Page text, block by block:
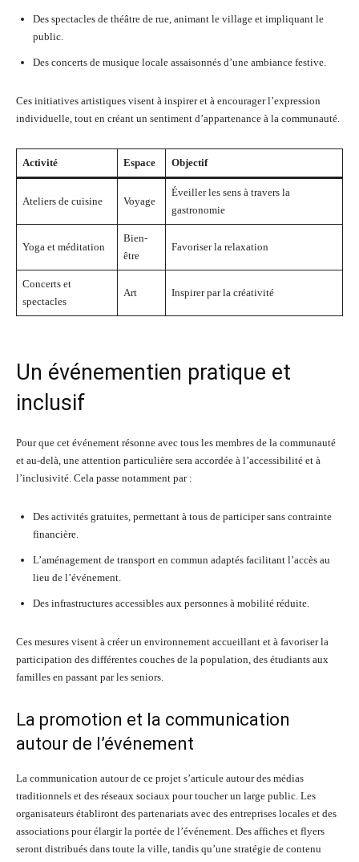
Des spectacles de théâtre de rue, animant le village et impliquant le
public.
Des concerts de musique locale assaisonnés d’une ambiance festive.
Ces initiatives artistiques visent à inspirer et à encourager l’expression
individuelle, tout en créant un sentiment d’appartenance à la communauté.
Activité Espace Objectif
Ateliers de cuisine Voyage
Éveiller les sens à travers la
gastronomie
Yoga et méditation
Bien-
être
Favoriser la relaxation
Concerts et
spectacles
Art Inspirer par la créativité
Un événementien pratique et
inclusif
Pour que cet événement résonne avec tous les membres de la communauté
et au-delà, une attention particulière sera accordée à l’accessibilité et à
l’inclusivité. Cela passe notamment par :
Des activités gratuites, permettant à tous de participer sans contrainte
financière.
L’aménagement de transport en commun adaptés facilitant l’accès au
lieu de l’événement.
Des infrastructures accessibles aux personnes à mobilité réduite.
Ces mesures visent à créer un environnement accueillant et à favoriser la
participation des différentes couches de la population, des étudiants aux
familles en passant par les seniors.
La promotion et la communication
autour de l’événement
La communication autour de ce projet s’articule autour des médias
traditionnels et des réseaux sociaux pour toucher un large public. Les
organisateurs établiront des partenariats avec des entreprises locales et des
associations pour élargir la portée de l’événement. Des affiches et flyers
seront distribués dans toute la ville, tandis qu’une stratégie de contenu